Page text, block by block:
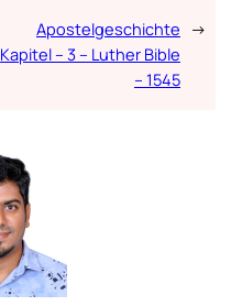
Apostelgeschichte
Kapitel – 3 – Luther Bible
– 1545
→